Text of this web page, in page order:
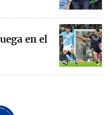
en el